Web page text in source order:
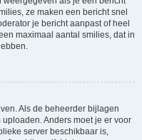
ze maken een bericht snel
je bericht aanpast of heel
maximaal aantal smilies, dat in
Als de beheerder bijlagen
Anders moet je er voor
server beschikbaar is,